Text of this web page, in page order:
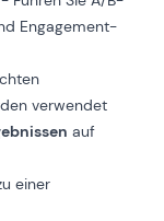
Engagement-
verwendet
auf
einer